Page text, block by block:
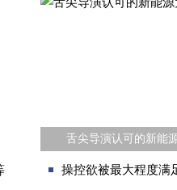
舌尖导演认可的新能
操控欲被最大程度满足